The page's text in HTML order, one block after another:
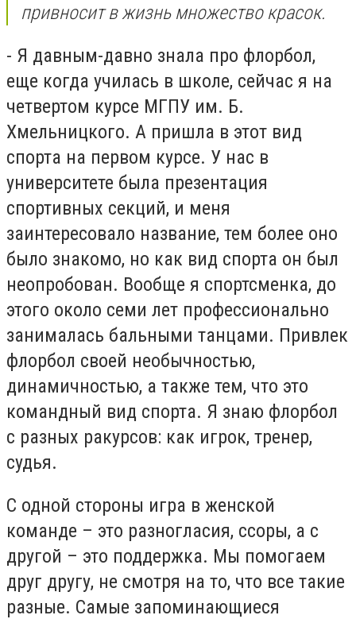
привносит в жизнь множество красок.
- Я давным-давно знала про флорбол,
еще когда училась в школе, сейчас я на
четвертом курсе МГПУ им. Б.
Хмельницкого. А пришла в этот вид
спорта на первом курсе. У нас в
университете была презентация
спортивных секций, и меня
заинтересовало название, тем более оно
было знакомо, но как вид спорта он был
неопробован. Вообще я спортсменка, до
этого около семи лет профессионально
занималась бальными танцами. Привлек
флорбол своей необычностью,
динамичностью, а также тем, что это
командный вид спорта. Я знаю флорбол
с разных ракурсов: как игрок, тренер,
судья.
С одной стороны игра в женской
команде – это разногласия, ссоры, а с
другой – это поддержка. Мы помогаем
друг другу, не смотря на то, что все такие
разные. Самые запоминающиеся